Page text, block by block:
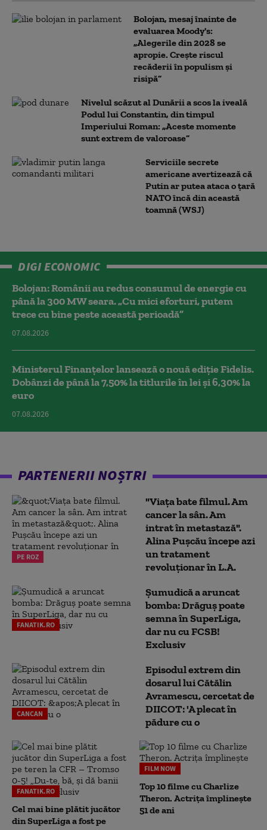
Bolojan, mesaj înainte de
evaluarea Moody's:
„Alegerile din 2028 se
apropie. Crește riscul
recăderii în populism și
risipă”
Nivelul scăzut al Dunării a scos la iveală
Podul lui Constantin, din timpul
Imperiului Roman: „Aceste momente
sunt extrem de valoroase”
Serviciile secrete
americane avertizează că
Putin ar putea ataca o țară
NATO încă din această
toamnă (WSJ)
DIGI ECONOMIC
Bolojan: Românii au redus consumul de energie cu
până la 300 MW seara. „Cu mici eforturi, putem
trece cu bine peste această perioadă”
07.08.2026
Ministerul Finanțelor lansează o nouă ediție Fidelis.
Dobânzi de până la 7,50% la titlurile în lei și 6,30% la
euro
07.08.2026
PARTENERII NOȘTRI
PE ROZ
"Viața bate filmul. Am
cancer la sân. Am
intrat în metastază".
Alina Pușcău începe azi
un tratament
revoluționar în L.A.
FANATIK.RO
Șumudică a aruncat
bomba: Drăguș poate
semna în SuperLiga,
dar nu cu FCSB!
Exclusiv
CANCAN
Episodul extrem din
dosarul lui Cătălin
Avramescu, cercetat de
DIICOT: 'A plecat în
pădure cu o
FANATIK.RO
Cel mai bine plătit jucător
din SuperLiga a fost pe
FILM NOW
Top 10 filme cu Charlize
Theron. Actrița împlinește
51 de ani